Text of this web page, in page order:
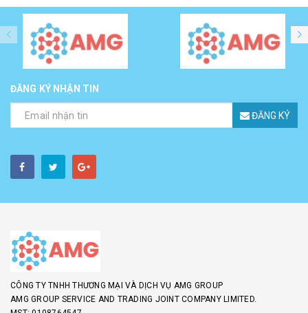
ĐĂNG KÝ NHẬN TIN
ĐĂNG KÝ
CÔNG TY TNHH THƯƠNG MẠI VÀ DỊCH VỤ AMG GROUP
AMG GROUP SERVICE AND TRADING JOINT COMPANY LIMITED.